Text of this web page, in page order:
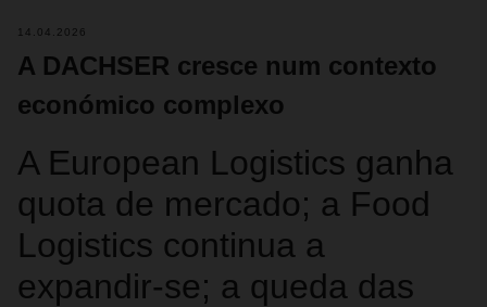
14.04.2026
A DACHSER cresce num contexto
económico complexo
A European Logistics ganha
quota de mercado; a Food
Logistics continua a
expandir‑se; a queda das